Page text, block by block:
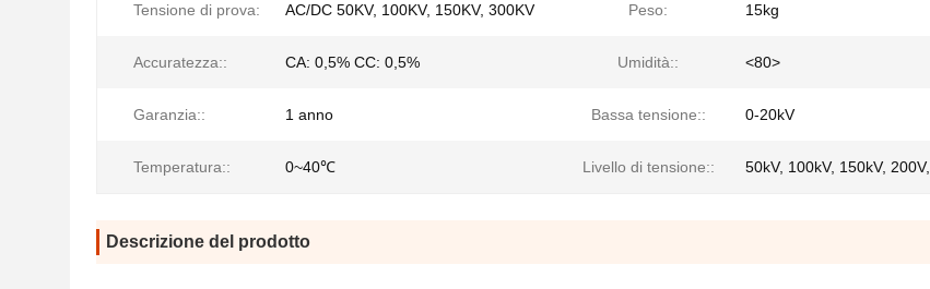
Tensione di prova: AC/DC 50KV, 100KV, 150KV, 300KV Peso: 15kg
Accuratezza:: CA: 0,5% CC: 0,5% Umidità:: <80>
Garanzia:: 1 anno Bassa tensione:: 0-20kV
Temperatura:: 0~40℃ Livello di tensione:: 50kV, 100kV, 150kV,
Descrizione del prodotto